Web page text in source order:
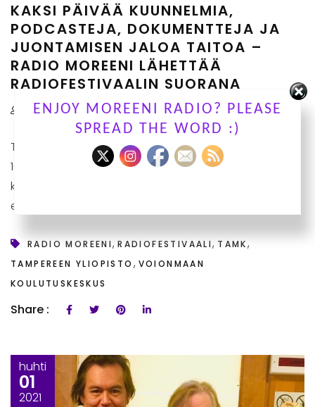
KAKSI PÄIVÄÄ KUUNNELMIA,
PODCASTEJA, DOKUMENTTEJA JA
JUONTAMISEN JALOA TAITOA –
RADIO MOREENI LÄHETTÄÄ
RADIOFESTIVAALIN SUORANA
by Eve Sulonen Ei kommentteja
Tapahtumassa kilpaillaan neljässä eri sarjassa 15.–
16.4. Media-alan opiskelijoille suunnattu
kaksipäiväinen festivaali järjestetään tällä kertaa
etänä.
RADIO MOREENI,RADIOFESTIVAALI, TAMK,
TAMPEREEN YLIOPISTO , VOIONMAAN
KOULUTUSKESKUS
Share :
huhti
01
2021
ENJOY MOREENI RADIO? PLEASE
SPREAD THE WORD :)